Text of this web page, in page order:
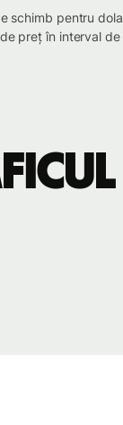
schimb pentru
preț în interval